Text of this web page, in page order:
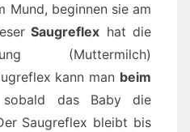
Mund, beginnen sie am
Saugreflex hat die
(Muttermilch)
kann man beim
sobald das Baby die
Saugreflex bleibt bis